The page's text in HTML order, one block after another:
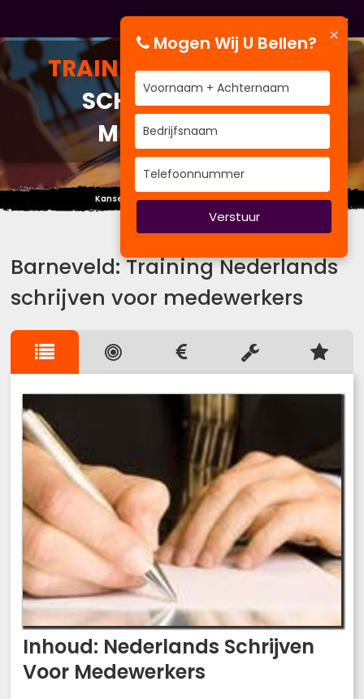
TRAININGNEDERLANDS
SCHRIJVEN VOOR
MEDEWERKERS
Kansen zien waar niemand ze verwacht.
Barneveld: Training Nederlands
schrijven voor medewerkers
Inhoud: Nederlands Schrijven
Voor Medewerkers
×
Mogen Wij U Bellen?
Verstuur